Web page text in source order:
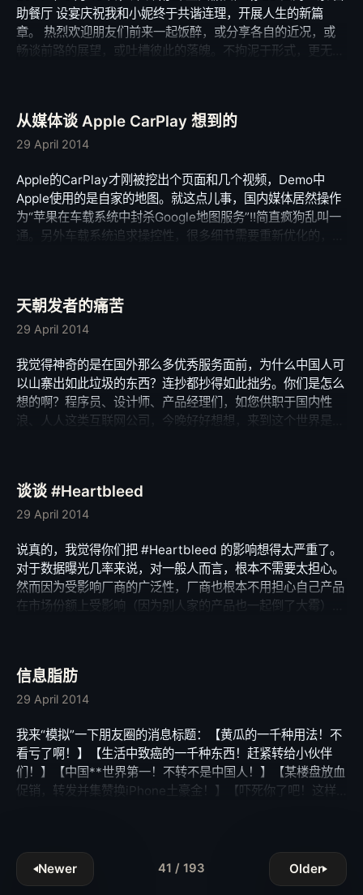
助餐厅 设宴庆祝我和小妮终于共谐连理，开展人生的新篇
章。 热烈欢迎朋友们前来一起饭醉，或分享各自的近况，或
畅谈前路的展望，或吐槽彼此的落魄。不拘泥于形式，更无须
从媒体谈 Apple CarPlay 想到的
29 April 2014
Apple的CarPlay才刚被挖出个页面和几个视频，Demo中
Apple使用的是自家的地图。就这点儿事，国内媒体居然操作
为“苹果在车载系统中封杀Google地图服务”!!简直疯狗乱叫一
通。另外车载系统追求操控性，很多细节需要重新优化的，包
根本不现实。车载功能才刚起步，发展路径苹果，Google等
都在探索中，这是一个全新的领域。这些做新闻的脑袋填满的
果是一个商业公司，千辛万苦打造了自己的应用生态圈。这是
人家的地盘人家的玩法，你们都紧张啥啊？又开始大谈苹果封
闭，中国也很封闭啊，你们为啥不写一些文章弹劾一下？就知
道炒作。就知道写一些吸引眼球但毫无内涵，毫无观点的东
天朝发者的痛苦
29 April 2014
我觉得神奇的是在国外那么多优秀服务面前，为什么中国人可
以山寨出如此垃圾的东西？连抄都抄得如此拙劣。你们是怎么
想的啊？程序员、设计师、产品经理们，如您供职于国内性
浪、人人这类互联网公司，今晚好好想想，来到这个世界是为
“相煎何太急”。但今晚实在忍不住，我心疼你们，真的。从事
软件行业在我看来即便不是条让人人能发财的路，至少我们能
我诚恳地替您感到难过。 作为一个天朝境内的开发者，我们
是痛苦的：想自己的服务能接入国外的优秀平台，你需要费心
翻墙调试代码，比平时浪费多一倍以上的时间；如果想妥协一
下，接入天朝内主流的垃圾服务，你需要忍受根本不是写给人
是因为大家没得选。这就是墙的祸害之一，把“先进”和“优秀”
隔绝在墙外，让大家以为所谓的互联网就该如此，破坏了整整
谈谈 #Heartbleed
29 April 2014
说真的，我觉得你们把 #Heartbleed 的影响想得太严重了。
对于数据曝光几率来说，对一般人而言，根本不需要太担心。
然而因为受影响厂商的广泛性，厂商也根本不用担心自己产品
在市场份额上受影响（因为别人家的产品也一起倒了大霉）。
非底层组件缺陷。换句话如要黑你，早动手了，用不着等今
天。况且天朝这种遍地服务皆SQL存明文密码，再抱怨
#NSA，大部分“监听”资源的获得都是来自“合作方”明文提供
的吧（不是大多数SNS其实早就有偿提供数据源了嘛），用不
着在这种深层技术搞鬼，对于他们来说，这样累死了!也就是
穷凶极恶的家伙们，早就看过大家的裸体了，用不着拿个小相
得人的东东藏网上？真有数不清零的存款在银行？先管好自己
社会工程上的风险隐患再说吧。对于开360就认为安全的人，
信息脂肪
29 April 2014
我来“模拟”一下朋友圈的消息标题：【黄瓜的一千种用法！不
看亏了啊！】【生活中致癌的一千种东西！赶紧转给小伙伴
们！】【中国**世界第一！不转不是中国人！】【某楼盘放血
促销，转发并集赞换iPhone土豪金！】【吓死你了吧！这样
刷几个小时的垃圾信息真的很不值得。按有质量的50年算
(24-8睡眠)3012*50=288000不到三十万小时，如果你现在
Newer 41 / 193 Older